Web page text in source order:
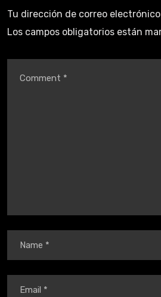
Tu dirección de correo
Los campos obligatorios están